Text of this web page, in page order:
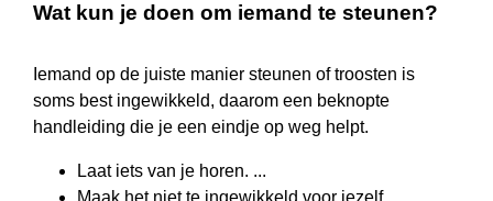
Wat kun je doen om iemand te steunen?
Iemand op de juiste manier steunen of troosten is
soms best ingewikkeld, daarom een beknopte
handleiding die je een eindje op weg helpt.
Laat iets van je horen. ...